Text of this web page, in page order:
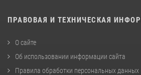
ПРАВОВАЯ И ТЕХНИЧЕСКАЯ
О сайте
Об использовании информации сайта
Правила обработки персональных данных